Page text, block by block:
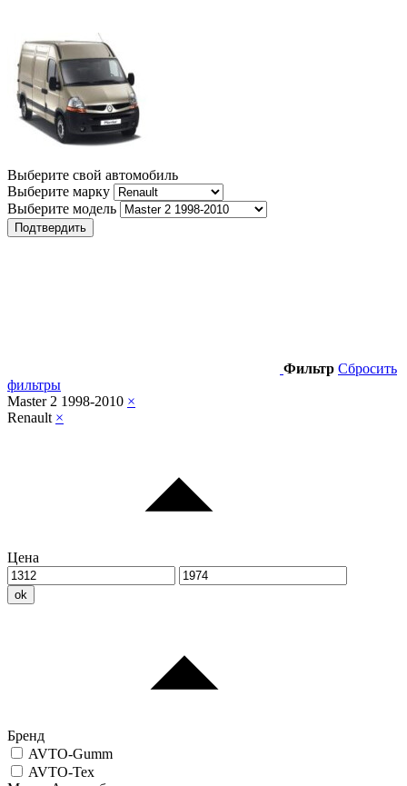
Выберите свой автомобиль
Выберите марку
Выберите модель
Подтвердить
Фильтр Сбросить
фильтры
Master 2 1998-2010 ×
Renault ×
Цена
ok
Бренд
AVTO-Gumm
AVTO-Tex